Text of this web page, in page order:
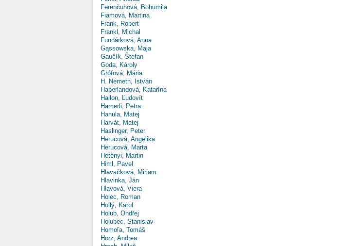
Ferenčuhová, Bohumila
Fiamová, Martina
Frank, Robert
Frankl, Michal
Fundárková, Anna
Gąssowska, Maja
Gaučík, Štefan
Goda, Károly
Grófová, Mária
H. Németh, István
Haberlandová, Katarína
Hallon, Ľudovít
Hamerli, Petra
Hanula, Matej
Harvát, Matej
Haslinger, Peter
Herucová, Angelika
Herucová, Marta
Hetényi, Martin
Himl, Pavel
Hlavačková, Miriam
Hlavinka, Ján
Hlavová, Viera
Holec, Roman
Hollý, Karol
Holub, Ondřej
Holubec, Stanislav
Homoľa, Tomáš
Horz, Andrea